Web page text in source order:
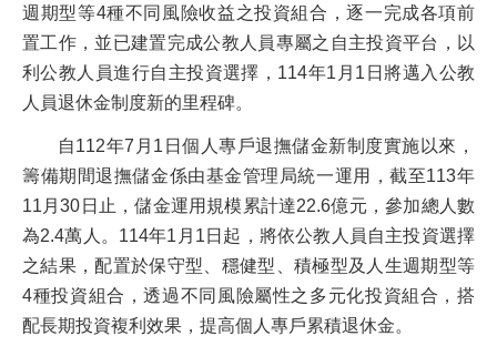
週期型等4種不同風險收益之投資組合，逐一完成各項前
置工作，並已建置完成公教人員專屬之自主投資平台，以
利公教人員進行自主投資選擇，114年1月1日將邁入公教
人員退休金制度新的里程碑。
自112年7月1日個人專戶退撫儲金新制度實施以來，
籌備期間退撫儲金係由基金管理局統一運用，截至113年
11月30日止，儲金運用規模累計達22.6億元，參加總人數
為2.4萬人。114年1月1日起，將依公教人員自主投資選擇
之結果，配置於保守型、穩健型、積極型及人生週期型等
4種投資組合，透過不同風險屬性之多元化投資組合，搭
配長期投資複利效果，提高個人專戶累積退休金。